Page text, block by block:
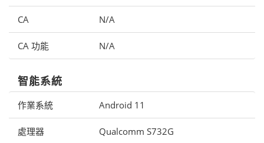
CA N/A
CA 功能 N/A
智能系統
作業系統 Android 11
處理器 Qualcomm S732G